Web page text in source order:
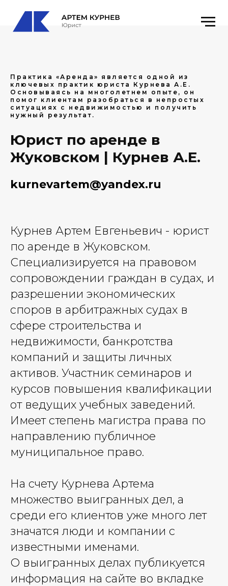
Практика «Аренда» является одной из
ключевых практик юриста Курнева А.Е.
Основываясь на многолетнем опыте, он
помог клиентам разобраться в непростых
ситуациях с недвижимостью и получить
нужный результат.
Юрист по аренде в
Жуковском | Курнев А.Е.
kurnevartem@yandex.ru
Курнев Артем Евгеньевич - юрист
по аренде в Жуковском.
Специализируется на правовом
сопровождении граждан в судах, и
разрешении экономических
споров в арбитражных судах в
сфере строительства и
недвижимости, банкротства
компаний и защиты личных
активов. Участник семинаров и
курсов повышения квалификации
от ведущих учебных заведений.
Имеет степень магистра права по
направлению публичное
муниципальное право.
На счету Курнева Артема
множество выигранных дел, а
среди его клиентов уже много лет
значатся люди и компании с
известными именами.
О выигранных делах публикуется
информация на сайте во вкладке